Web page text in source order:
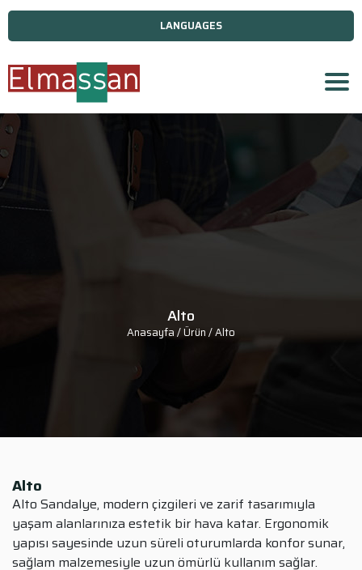
LANGUAGES
Alto
Anasayfa/ Ürün / Alto
Alto
Alto Sandalye, modern çizgileri ve zarif tasarımıyla
yaşam alanlarınıza estetik bir hava katar. Ergonomik
yapısı sayesinde uzun süreli oturumlarda konfor sunar,
sağlam malzemesiyle uzun ömürlü kullanım sağlar.